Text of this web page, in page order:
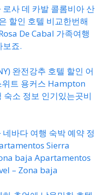
사 데 카발 콜롬비아 산
할인 호텔 비교한번해
De Cabal 가족여행
보죠.
완전강추 호텔 할인 어
위트 용커스 Hampton
소 정보 인기있는곳비
바다 여행 숙박 예약 정
Sierra
baja Apartamentos
– Zona baja